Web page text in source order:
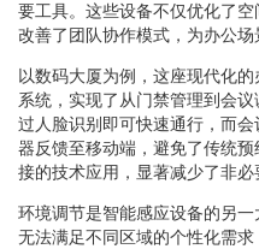
要工具。这些设备不仅优化了
改善了团队协作模式，为办公场
以数码大厦为例，这座现代化
系统，实现了从门禁管理到会
过人脸识别即可快速通行，而
器反馈至移动端，避免了传统
接的技术应用，显著减少了非必
环境调节是智能感应设备的另
无法满足不同区域的个性化需